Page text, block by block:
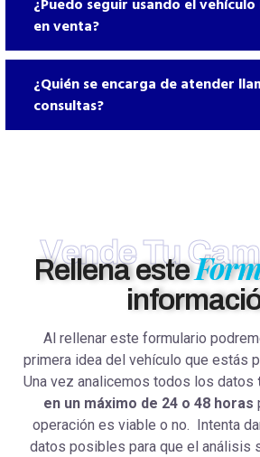
¿Puedo seguir usando el
en venta?
¿Quién se encarga de atender
consultas?
Vende Tu
Rellena este
Al rellenar este formulario
primera idea del vehículo que estás
Una vez analicemos todos los datos
en un máximo de 24 o 48 horas
operación es viable o no. Intenta
datos posibles para que el análisis